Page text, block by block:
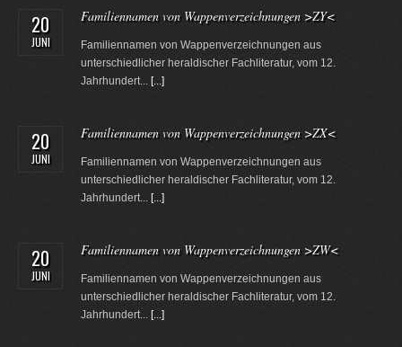
20
JUNI
Familiennamen von Wappenverzeichnungen >ZY<
Familiennamen von Wappenverzeichnungen aus
unterschiedlicher heraldischer Fachliteratur, vom 12.
Jahrhundert... [...]
20
JUNI
Familiennamen von Wappenverzeichnungen >ZX<
Familiennamen von Wappenverzeichnungen aus
unterschiedlicher heraldischer Fachliteratur, vom 12.
Jahrhundert... [...]
20
JUNI
Familiennamen von Wappenverzeichnungen >ZW<
Familiennamen von Wappenverzeichnungen aus
unterschiedlicher heraldischer Fachliteratur, vom 12.
Jahrhundert... [...]